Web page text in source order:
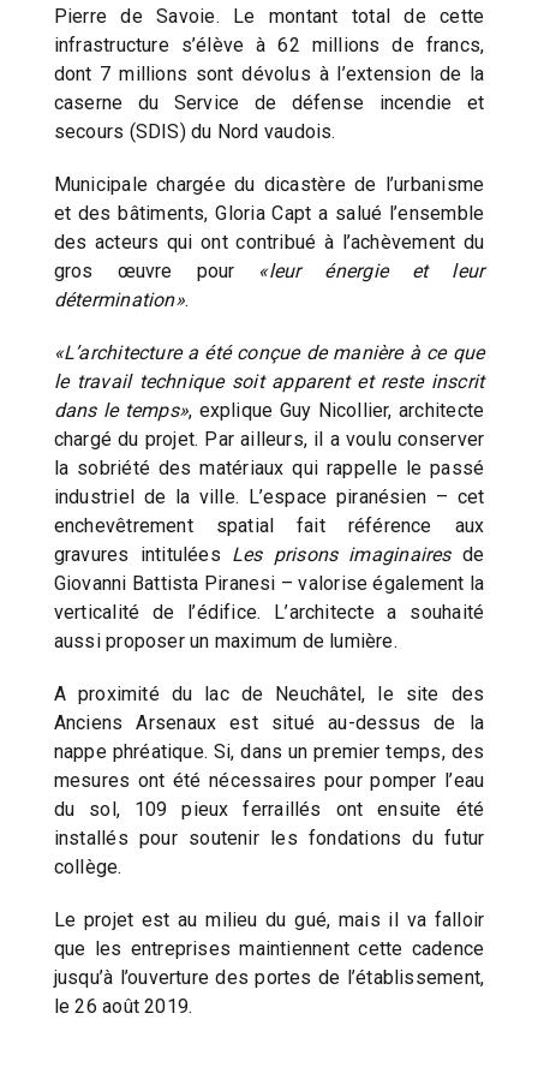
Pierre de Savoie. Le montant total de cette
infrastructure s’élève à 62 millions de francs,
dont 7 millions sont dévolus à l’extension de la
caserne du Service de défense incendie et
secours (SDIS) du Nord vaudois.
Municipale chargée du dicastère de l’urbanisme
et des bâtiments, Gloria Capt a salué l’ensemble
des acteurs qui ont contribué à l’achèvement du
gros œuvre pour «leur énergie et leur
détermination».
«L’architecture a été conçue de manière à ce que
le travail technique soit apparent et reste inscrit
dans le temps», explique Guy Nicollier, architecte
chargé du projet. Par ailleurs, il a voulu conserver
la sobriété des matériaux qui rappelle le passé
industriel de la ville. L’espace piranésien – cet
enchevêtrement spatial fait référence aux
gravures intitulées Les prisons imaginairesde
Giovanni Battista Piranesi – valorise également la
verticalité de l’édifice. L’architecte a souhaité
aussi proposer un maximum de lumière.
A proximité du lac de Neuchâtel, le site des
Anciens Arsenaux est situé au-dessus de la
nappe phréatique. Si, dans un premier temps, des
mesures ont été nécessaires pour pomper l’eau
du sol, 109 pieux ferraillés ont ensuite été
installés pour soutenir les fondations du futur
collège.
Le projet est au milieu du gué, mais il va falloir
que les entreprises maintiennent cette cadence
jusqu’à l’ouverture des portes de l’établissement,
le 26 août 2019.